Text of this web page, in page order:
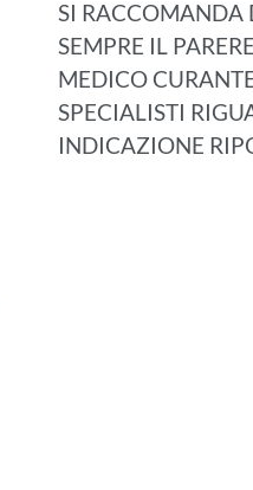
SI RACCOMANDA
SEMPRE IL
MEDICO
SPECIALISTI
INDICAZIONE